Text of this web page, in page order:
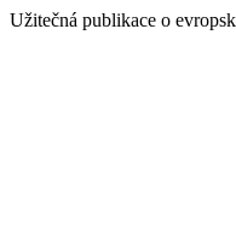
Užitečná publikace o